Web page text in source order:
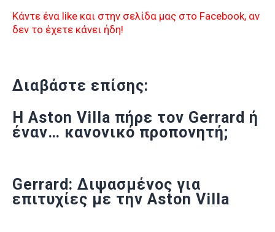
Κάντε ένα like και στην σελίδα μας στο Facebook, αν
δεν το έχετε κάνει ήδη!
Διαβάστε επίσης:
Η Aston Villa πήρε τον Gerrard ή
έναν… κανονικό προπονητή;
Gerrard: Διψασμένος για
επιτυχίες με την Aston Villa